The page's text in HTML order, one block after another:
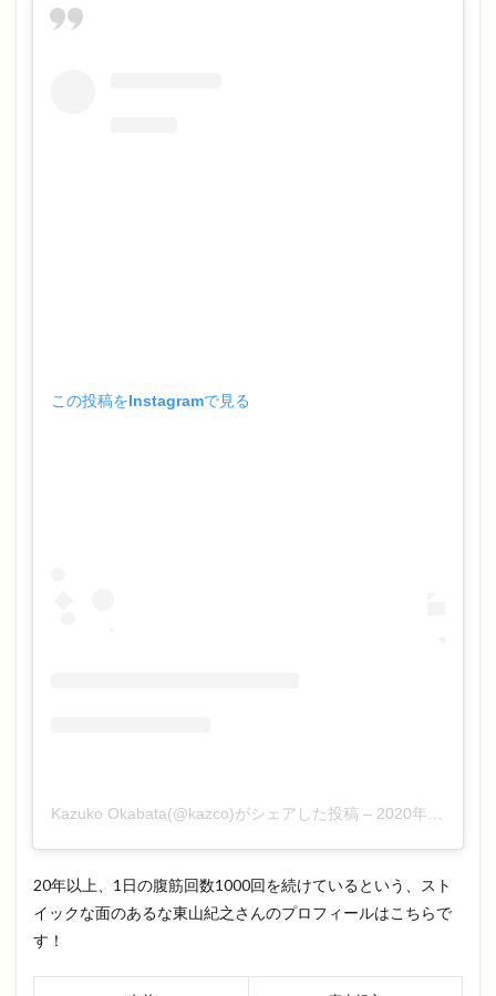
この投稿をInstagramで見る
Kazuko Okabata(@kazco)がシェアした投稿 – 2020年 8月月5日午前7時37分PDT
20年以上、1日の腹筋回数1000回を続けているという、スト
イックな面のあるな東山紀之さんのプロフィールはこちらで
す！